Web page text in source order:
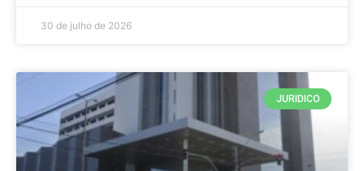
30 de julho de 2026
JURIDICO